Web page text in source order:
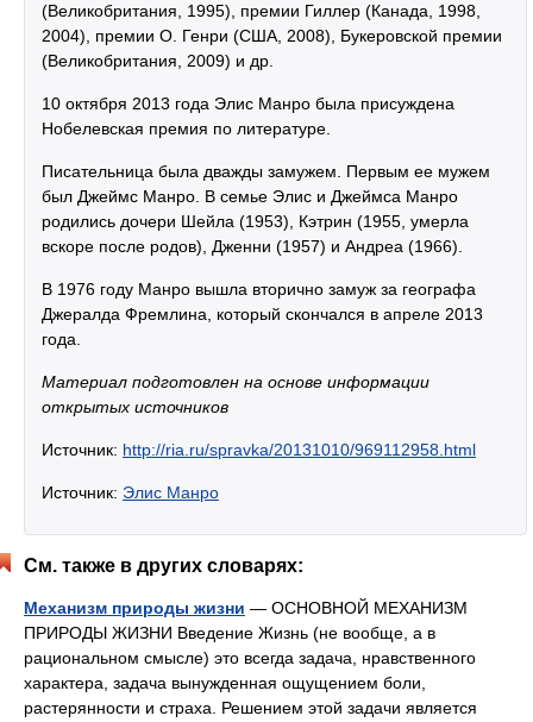
(Великобритания, 1995), премии Гиллер (Канада, 1998,
2004), премии О. Генри (США, 2008), Букеровской премии
(Великобритания, 2009) и др.
10 октября 2013 года Элис Манро была присуждена
Нобелевская премия по литературе.
Писательница была дважды замужем. Первым ее мужем
был Джеймс Манро. В семье Элис и Джеймса Манро
родились дочери Шейла (1953), Кэтрин (1955, умерла
вскоре после родов), Дженни (1957) и Андреа (1966).
В 1976 году Манро вышла вторично замуж за географа
Джералда Фремлина, который скончался в апреле 2013
года.
Материал подготовлен на основе информации
открытых источников
Источник: http://ria.ru/spravka/20131010/969112958.html
Источник: Элис Манро
См. также в других словарях:
Механизм природы жизни — ОСНОВНОЙ МЕХАНИЗМ
ПРИРОДЫ ЖИЗНИ Введение Жизнь (не вообще, а в
рациональном смысле) это всегда задача, нравственного
характера, задача вынужденная ощущением боли,
растерянности и страха. Решением этой задачи является